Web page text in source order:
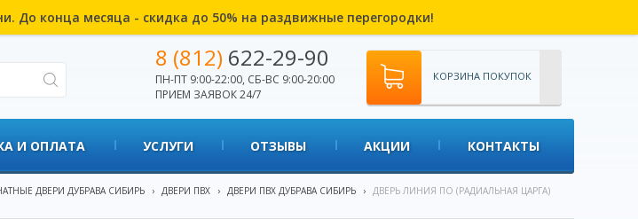
До конца месяца - скидка до 50% на раздвижные перегородки!
8 (812) 622-29-90
ПН-ПТ 9:00-22:00, СБ-ВС 9:00-20:00
ПРИЕМ ЗАЯВОК 24/7
КОРЗИНА ПОКУПОК
И ОПЛАТА УСЛУГИ ОТЗЫВЫ АКЦИИ КОНТАКТЫ
ДВЕРИ ДУБРАВА СИБИРЬ › ДВЕРИ ПВХ › ДВЕРИ ПВХ ДУБРАВА СИБИРЬ › ДВЕРЬ ЛИНИЯ ПО (РАДИАЛЬНАЯ ЦАРГА)